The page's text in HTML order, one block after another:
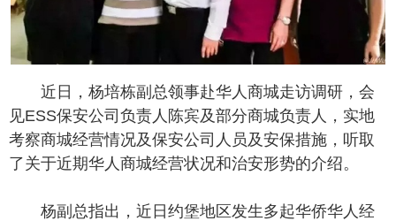
近日，杨培栋副总领事赴华人商城走访调研，会
见ESS保安公司负责人陈宾及部分商城负责人，实地
考察商城经营情况及保安公司人员及安保措施，听取
了关于近期华人商城经营状况和治安形势的介绍。
杨副总指出，近日约堡地区发生多起华侨华人经